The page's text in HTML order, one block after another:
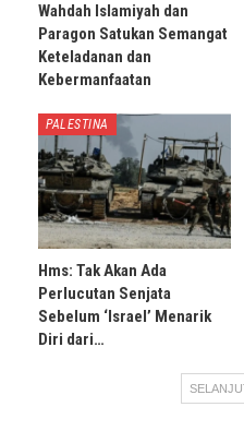
Wahdah Islamiyah dan
Paragon Satukan Semangat
Keteladanan dan
Kebermanfaatan
PALESTINA
Hms: Tak Akan Ada
Perlucutan Senjata
Sebelum ‘Israel’ Menarik
Diri dari…